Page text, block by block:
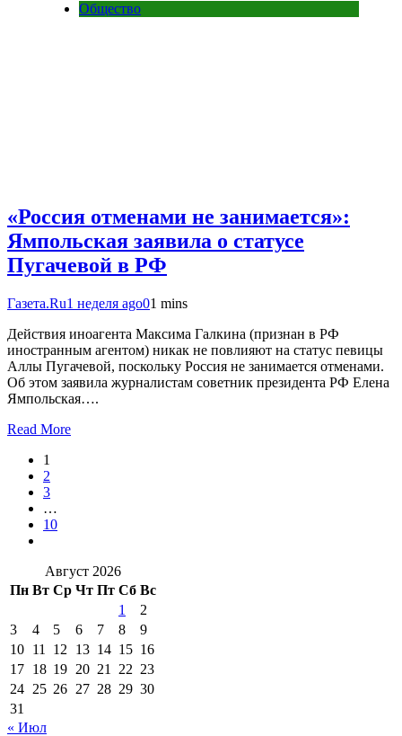
Общество
«Россия отменами не занимается»:
Ямпольская заявила о статусе
Пугачевой в РФ
Газета.Ru1 неделя ago01 mins
Действия иноагента Максима Галкина (признан в РФ
иностранным агентом) никак не повлияют на статус певицы
Аллы Пугачевой, поскольку Россия не занимается отменами.
Об этом заявила журналистам советник президента РФ Елена
Ямпольская….
Read More
1
2
3
…
10
Август 2026
Пн Вт Ср Чт Пт Сб Вс
1
2
3
4 5 6 7 8
9
10 11 12 13 14 15 16
17 18 19 20 21 22 23
24 25 26 27 28 29 30
31
« Июл